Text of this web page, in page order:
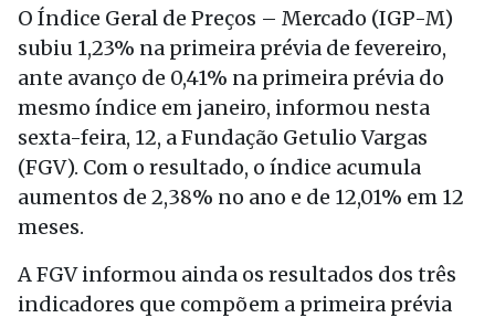
O Índice Geral de Preços – Mercado (IGP-M)
subiu 1,23% na primeira prévia de fevereiro,
ante avanço de 0,41% na primeira prévia do
mesmo índice em janeiro, informou nesta
sexta-feira, 12, a Fundação Getulio Vargas
(FGV). Com o resultado, o índice acumula
aumentos de 2,38% no ano e de 12,01% em 12
meses.
A FGV informou ainda os resultados dos três
indicadores que compõem a primeira prévia